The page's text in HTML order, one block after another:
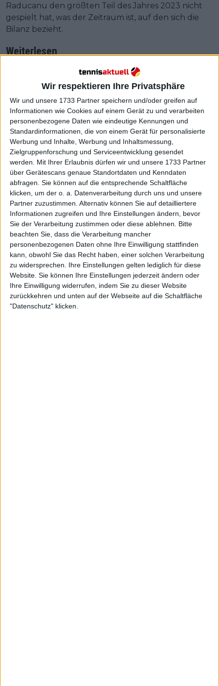
Wir respektieren Ihre Privatsphäre
Wir und unsere 1733 Partner speichern und/oder greifen auf
Informationen wie Cookies auf einem Gerät zu und verarbeiten
personenbezogene Daten wie eindeutige Kennungen und
Standardinformationen, die von einem Gerät für personalisierte
Werbung und Inhalte, Werbung und Inhaltsmessung,
Zielgruppenforschung und Serviceentwicklung gesendet
werden. Mit Ihrer Erlaubnis dürfen wir und unsere 1733 Partner
über Gerätescans genaue Standortdaten und Kenndaten
abfragen. Sie können auf die entsprechende Schaltfläche
klicken, um der o. a. Datenverarbeitung durch uns und unsere
Partner zuzustimmen. Alternativ können Sie auf detailliertere
Informationen zugreifen und Ihre Einstellungen ändern, bevor
Sie der Verarbeitung zustimmen oder diese ablehnen. Bitte
beachten Sie, dass die Verarbeitung mancher
personenbezogenen Daten ohne Ihre Einwilligung stattfinden
kann, obwohl Sie das Recht haben, einer solchen Verarbeitung
zu widersprechen. Ihre Einstellungen gelten lediglich für diese
Website. Sie können Ihre Einstellungen jederzeit ändern oder
Ihre Einwilligung widerrufen, indem Sie zu dieser Website
zurückkehren und unten auf der Webseite auf die Schaltfläche
"Datenschutz" klicken.
Raducanu den größten Teil des Jahres 2023 nicht
gespielt hat, was der Zeitraum ist, auf den sich die
Bilanz bezieht.
Weiterlesen
"Sie hat so viel Geschichte hinter
sich, du spielst nicht nur gegen
Angie Kerber", lobt Emma
Raducanu die Deutsche trotz
Erfolglosigkeit in Stuttgart